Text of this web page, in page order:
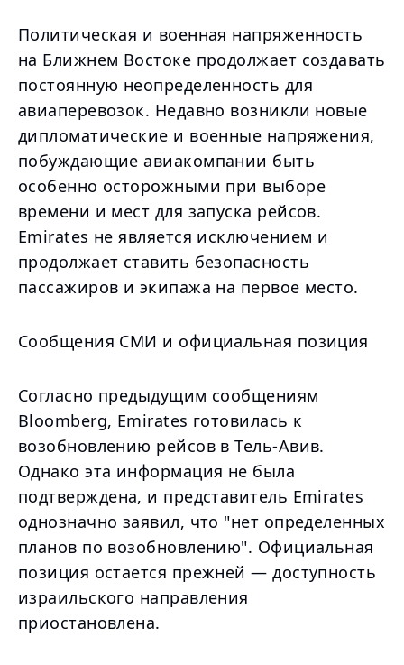
Политическая и военная напряженность
на Ближнем Востоке продолжает создавать
постоянную неопределенность для
авиаперевозок. Недавно возникли новые
дипломатические и военные напряжения,
побуждающие авиакомпании быть
особенно осторожными при выборе
времени и мест для запуска рейсов.
Emirates не является исключением и
продолжает ставить безопасность
пассажиров и экипажа на первое место.
Сообщения СМИ и официальная позиция
Согласно предыдущим сообщениям
Bloomberg, Emirates готовилась к
возобновлению рейсов в Тель-Авив.
Однако эта информация не была
подтверждена, и представитель Emirates
однозначно заявил, что "нет определенных
планов по возобновлению". Официальная
позиция остается прежней — доступность
израильского направления
приостановлена.